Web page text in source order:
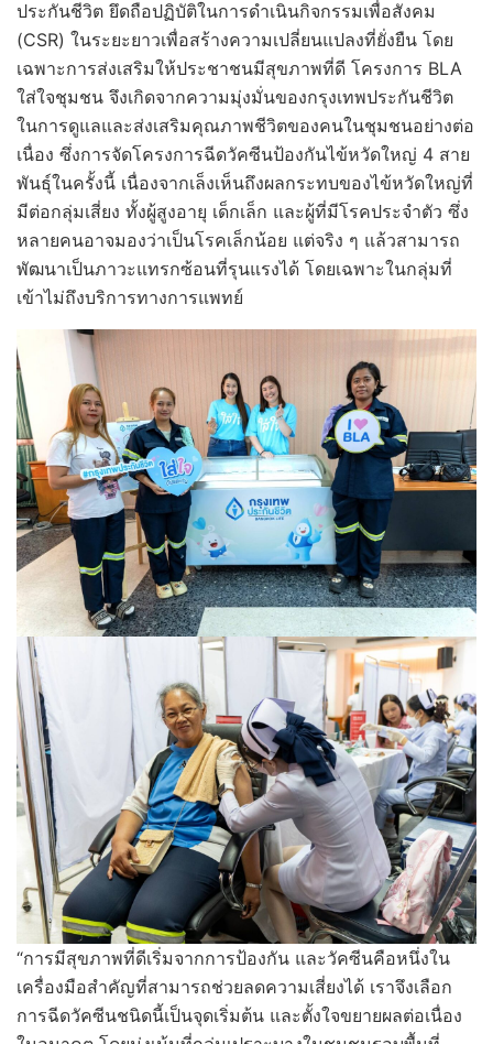
ประกันชีวิต ยึดถือปฏิบัติในการดำเนินกิจกรรมเพื่อสังคม
(CSR) ในระยะยาวเพื่อสร้างความเปลี่ยนแปลงที่ยั่งยืน โดย
เฉพาะการส่งเสริมให้ประชาชนมีสุขภาพที่ดี โครงการ BLA
ใส่ใจชุมชน จึงเกิดจากความมุ่งมั่นของกรุงเทพประกันชีวิต
ในการดูแลและส่งเสริมคุณภาพชีวิตของคนในชุมชนอย่างต่อ
เนื่อง ซึ่งการจัดโครงการฉีดวัคซีนป้องกันไข้หวัดใหญ่ 4 สาย
พันธุ์ในครั้งนี้ เนื่องจากเล็งเห็นถึงผลกระทบของไข้หวัดใหญ่ที่
มีต่อกลุ่มเสี่ยง ทั้งผู้สูงอายุ เด็กเล็ก และผู้ที่มีโรคประจำตัว ซึ่ง
หลายคนอาจมองว่าเป็นโรคเล็กน้อย แต่จริง ๆ แล้วสามารถ
พัฒนาเป็นภาวะแทรกซ้อนที่รุนแรงได้ โดยเฉพาะในกลุ่มที่
เข้าไม่ถึงบริการทางการแพทย์
“การมีสุขภาพที่ดีเริ่มจากการป้องกัน และวัคซีนคือหนึ่งใน
เครื่องมือสำคัญที่สามารถช่วยลดความเสี่ยงได้ เราจึงเลือก
การฉีดวัคซีนชนิดนี้เป็นจุดเริ่มต้น และตั้งใจขยายผลต่อเนื่อง